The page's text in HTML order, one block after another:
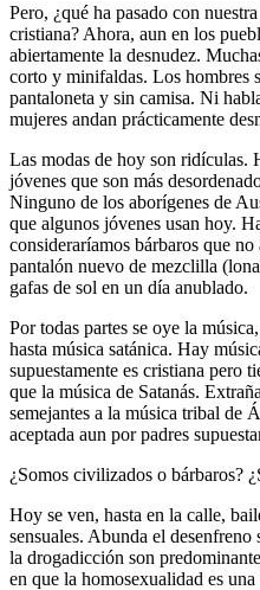
Pero, ¿qué ha pasado con
cristiana? Ahora, aun en los
abiertamente la desnudez.
corto y minifaldas. Los hombres
pantaloneta y sin camisa. Ni
mujeres andan prácticamente
Las modas de hoy son ridículas.
jóvenes que son más
Ninguno de los aborígenes de
que algunos jóvenes usan hoy.
consideraríamos bárbaros que
pantalón nuevo de mezclilla
gafas de sol en un día anublado.
Por todas partes se oye la
hasta música satánica. Hay
supuestamente es cristiana pero
que la música de Satanás.
semejantes a la música tribal de
aceptada aun por padres
¿Somos civilizados o bárbaros?
Hoy se ven, hasta en la calle,
sensuales. Abunda el
la drogadicción son
en que la homosexualidad es